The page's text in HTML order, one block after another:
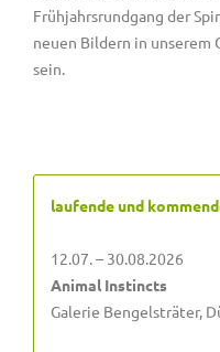
Frühjahrsrundgang der
neuen Bildern in unserem
sein.
laufende und
12.07. – 30.08.2026
Animal Instincts
Galerie Bengelsträter,